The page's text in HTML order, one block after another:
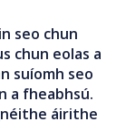
seo chun
chun eolas a
suíomh seo
a fheabhsú.
áirithe